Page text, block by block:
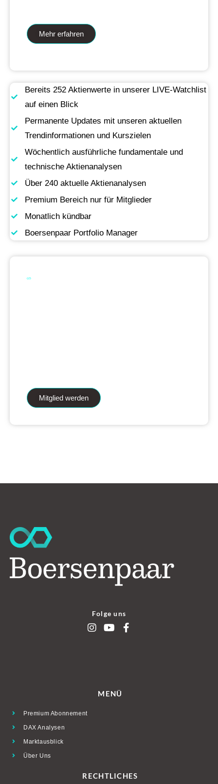
Mehr erfahren
Bereits 252 Aktienwerte in unserer LIVE-Watchlist
auf einen Blick
Permanente Updates mit unseren aktuellen
Trendinformationen und Kurszielen
Wöchentlich ausführliche fundamentale und
technische Aktienanalysen
Über 240 aktuelle Aktienanalysen
Premium Bereich nur für Mitglieder
Monatlich kündbar
Boersenpaar Portfolio Manager
Mitglied werden
Folge uns
MENÜ
Premium Abonnement
DAX Analysen
Marktausblick
Über Uns
RECHTLICHES